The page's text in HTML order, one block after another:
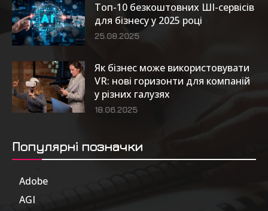
Топ-10 безкоштовних ШІ-сервісів
для бізнесу у 2025 році
25.08.2025
Як бізнес може використовувати
VR: нові горизонти для компаній
у різних галузях
18.06.2025
Популярні позначки
Adobe
AGI